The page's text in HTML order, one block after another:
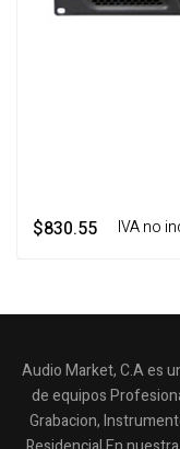
$830.55 IVA no
Audio Market, C.A es
de equipos
Grabacion,